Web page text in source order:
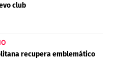
club
recupera emblemático